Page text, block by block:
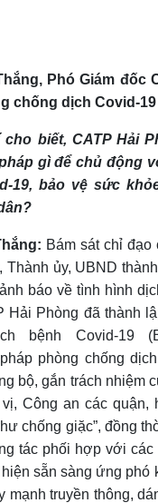
Phó Giám đốc
chống dịch Covid-19
biết, CATP Hải
gì để chủ động
19, bảo vệ sức
Bám sát chỉ đạo
Thành ủy, UBND
báo về tình hình
Hải Phòng đã thành
bệnh Covid-19
phòng chống
bộ, gắn trách nhiệm
Công an các quận,
chống giặc”, đồng
tác phối hợp với
sẵn sàng ứng phó
mạnh truyền thông,